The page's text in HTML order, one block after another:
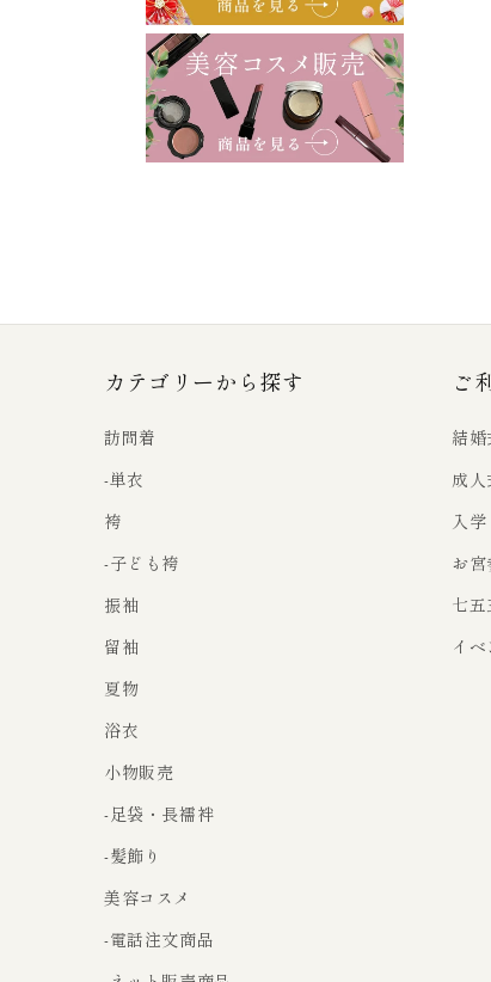
カテゴリーから探す
訪問着
-単衣
袴
-子ども袴
振袖
留袖
夏物
浴衣
小物販売
-足袋・長襦袢
-髪飾り
美容コスメ
-電話注文商品
ご
結婚
成人
入
お宮
七五
イ